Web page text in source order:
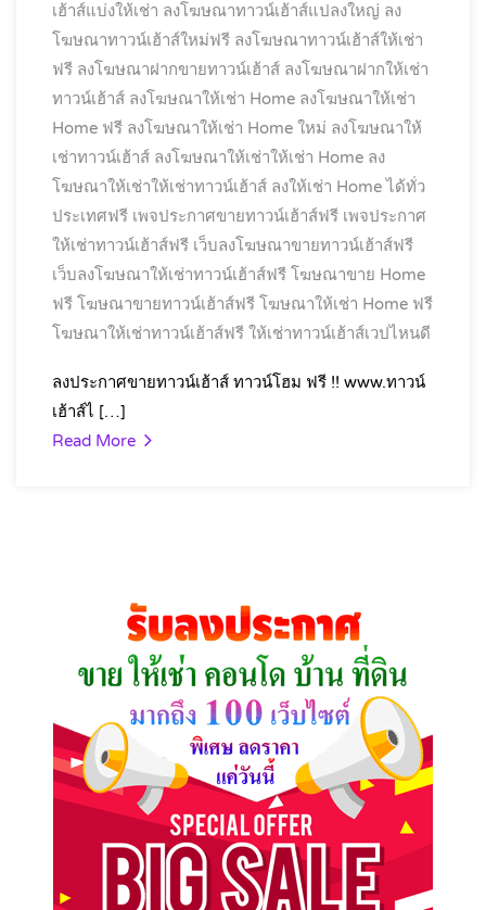
เฮ้าส์แบ่งให้เช่า ลงโฆษณาทาวน์เฮ้าส์แปลงใหญ่ ลง
โฆษณาทาวน์เฮ้าส์ใหม่ฟรี ลงโฆษณาทาวน์เฮ้าส์ให้เช่า
ฟรี ลงโฆษณาฝากขายทาวน์เฮ้าส์ ลงโฆษณาฝากให้เช่า
ทาวน์เฮ้าส์ ลงโฆษณาให้เช่า Home ลงโฆษณาให้เช่า
Home ฟรี ลงโฆษณาให้เช่า Home ใหม่ ลงโฆษณาให้
เช่าทาวน์เฮ้าส์ ลงโฆษณาให้เช่าให้เช่า Home ลง
โฆษณาให้เช่าให้เช่าทาวน์เฮ้าส์ ลงให้เช่า Home ได้ทั่ว
ประเทศฟรี เพจประกาศขายทาวน์เฮ้าส์ฟรี เพจประกาศ
ให้เช่าทาวน์เฮ้าส์ฟรี เว็บลงโฆษณาขายทาวน์เฮ้าส์ฟรี
เว็บลงโฆษณาให้เช่าทาวน์เฮ้าส์ฟรี โฆษณาขาย Home
ฟรี โฆษณาขายทาวน์เฮ้าส์ฟรี โฆษณาให้เช่า Home ฟรี
โฆษณาให้เช่าทาวน์เฮ้าส์ฟรี ให้เช่าทาวน์เฮ้าส์เวปไหนดี
ลงประกาศขายทาวน์เฮ้าส์ ทาวน์โฮม ฟรี !! www.ทาวน์
เฮ้าส์ไ […]
Read More